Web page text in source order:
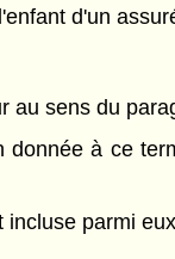
d'un
au sens du
à ce
parmi